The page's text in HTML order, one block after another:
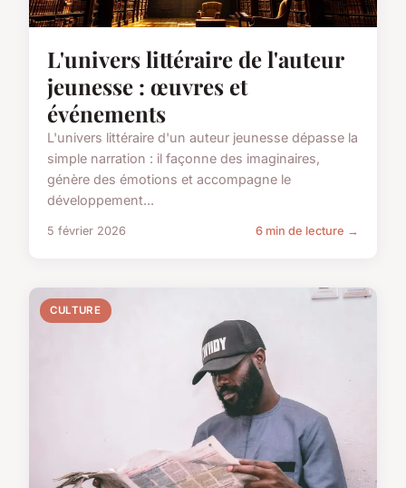
L'univers littéraire de l'auteur
jeunesse : œuvres et
événements
L'univers littéraire d'un auteur jeunesse dépasse la
simple narration : il façonne des imaginaires,
génère des émotions et accompagne le
développement...
5 février 2026 6 min de lecture →
CULTURE